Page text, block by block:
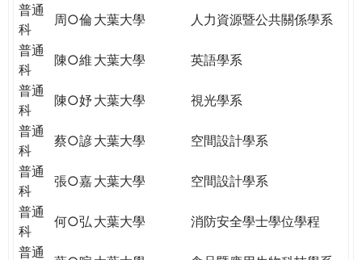
普通
科
周○倫 大葉大學
人力資源暨公共關係學系
普通
科
陳○維 大葉大學
英語學系
普通
科
陳○妤大葉大學
視光學系
普通
科
蔡○諺大葉大學
空間設計學系
普通
科
張○嘉大葉大學
空間設計學系
普通
科
何○弘 大葉大學
消防安全學士學位學程
普通